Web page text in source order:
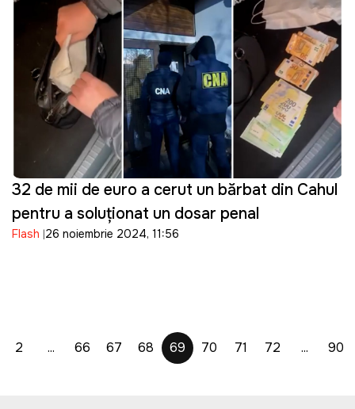
32 de mii de euro a cerut un bărbat din Cahul
pentru a soluționat un dosar penal
Flash 26 noiembrie 2024, 11:56
2 ... 66 67 68 69 70 71 72 ... 90